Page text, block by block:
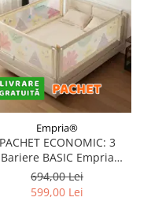
Empria®
PACHET ECONOMIC: 3
Bariere BASIC Empria
pat 160X200 cm +
bara stabilizatoare
694,00 Lei
599,00 Lei